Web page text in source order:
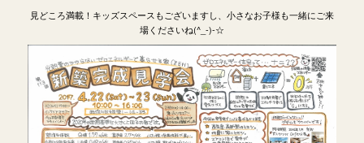
見どころ満載！キッズスペースもございますし、小さなお子様も一緒にご来
場くださいね(^_-)-☆